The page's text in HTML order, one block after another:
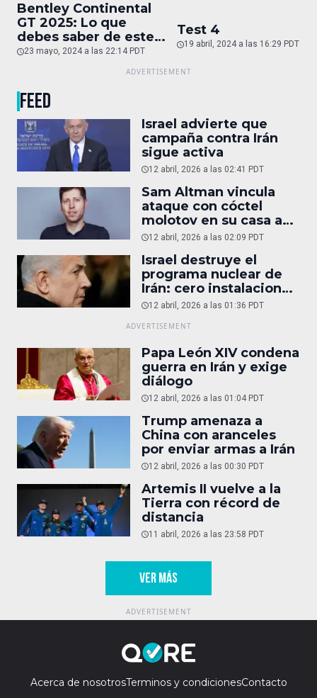
Bentley Continental
GT 2025: Lo que
debes saber de este
auto de superlujo
23 mayo, 2024 a las 22:14 PDT
Test 4
19 abril, 2024 a las 16:29 PDT
FEED
Israel advierte que
campaña contra Irán
sigue activa
12 abril, 2026 a las 02:41 PDT
Sam Altman vincula
ataque con cóctel
molotov en su casa a
reportaje
12 abril, 2026 a las 02:09 PDT
Israel destruye el
programa nuclear de
Irán: cero instalaciones
operativas
12 abril, 2026 a las 01:36 PDT
Papa León XIV condena
guerra en Irán y exige
diálogo
12 abril, 2026 a las 01:04 PDT
Trump amenaza a
China con aranceles
por enviar armas a Irán
12 abril, 2026 a las 00:30 PDT
Artemis II vuelve a la
Tierra con récord de
distancia
11 abril, 2026 a las 23:58 PDT
VER MÁS
Acerca de nosotrosTerminos y condicionesContacto